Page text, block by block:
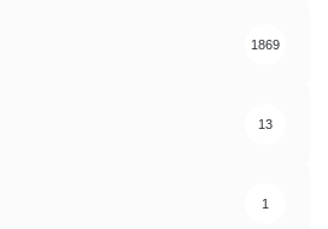
1869
13
1